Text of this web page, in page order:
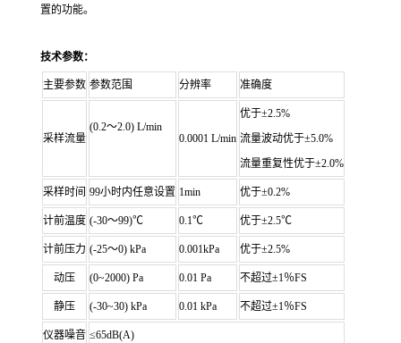
置的功能。
技术参数：
主要参数 参数范围 分辨率 准确度
采样流量
(0.2～2.0) L/min
0.0001 L/min
优于±2.5%
流量波动优于±5.0%
流量重复性优于±2.0%
采样时间 99小时内任意设置 1min 优于±0.2%
计前温度 (-30～99)℃ 0.1℃ 优于±2.5℃
计前压力 (-25～0) kPa 0.001kPa 优于±2.5%
动压 (0~2000) Pa 0.01 Pa 不超过±1％FS
静压 (-30~30) kPa 0.01 kPa 不超过±1％FS
仪器噪音 ≤65dB(A)